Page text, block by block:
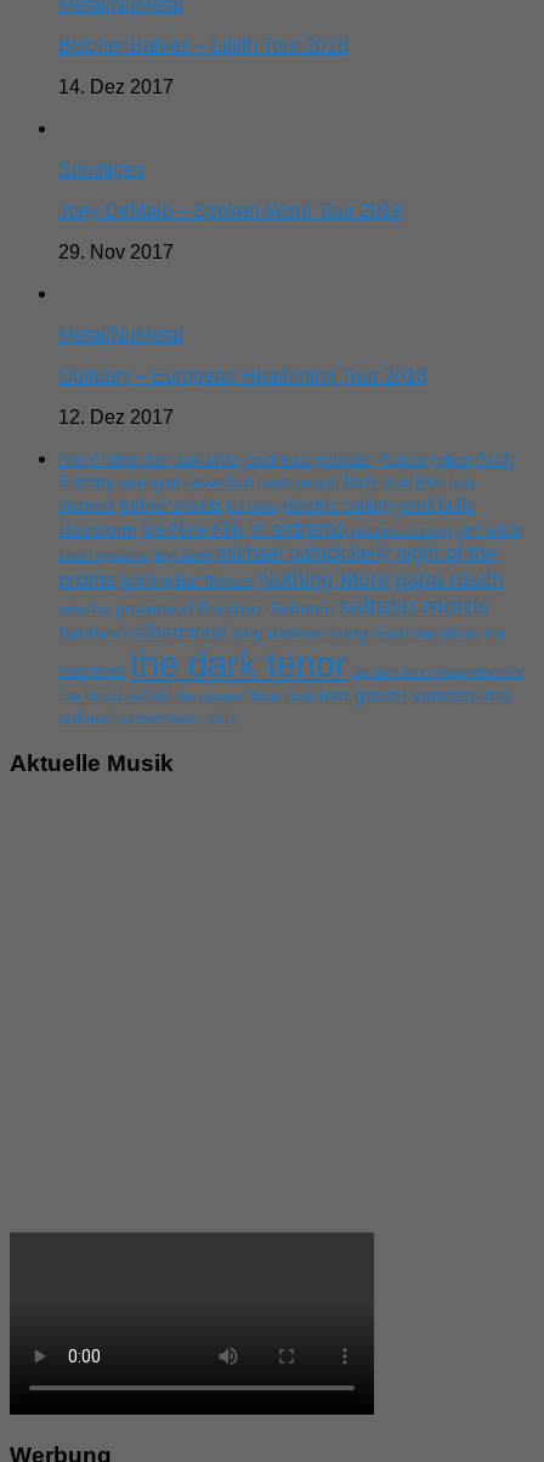
Butcher Babies – Lillith Tour 2018
14. Dez 2017
Sonstiges
Joey DeMaio – Spoken-Word Tour 2019
29. Nov 2017
Metal/NuMetal
Obituary – European Headlining Tour 2018
12. Dez 2017
Alex Christensen alphaville andreas gabalier Apocalyptica Arch
Enemy avenged sevenfold beatrice egli ben zucker billy
andrews böhse onkelz DJ Bobo electric callboy emil bulls
Halestorm Ice Nine Kills in extremo johannes oerding kim wilde
kissin dynamite limp bizkit michael patrick kelly night of the
proms Nothing But Thieves Nothing More papa roach
peter fox powerwolf Rockharz Sabaton saltatio mortis
Santiano silbermond sing meinen song smash into pieces the
boss hoss the dark tenor the dark tenor konzertbericht
the hirsch effekt the rasmus Tokio Hotel tom gaebel vanessa mai
volbeat wincent weiss wirtz
Aktuelle Musik
Werbung